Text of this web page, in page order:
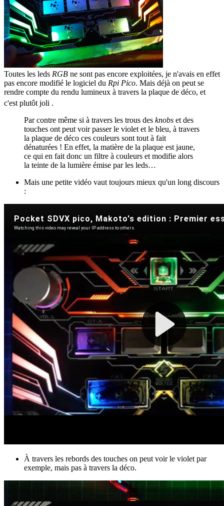
Toutes les leds RGB ne sont pas encore exploitées, je n'avais en effet
pas encore modifié le logiciel du Rpi Pico. Mais déjà on peut se
rendre compte du rendu lumineux à travers la plaque de déco, et
c'est plutôt joli .
Par contre même si à travers les trous des knobs et des
touches ont peut voir passer le violet et le bleu, à travers
la plaque de déco ces couleurs sont tout à fait
dénaturées ! En effet, la matière de la plaque est jaune,
ce qui en fait donc un filtre à couleurs et modifie alors
la teinte de la lumière émise par les leds…
Mais une petite vidéo vaut toujours mieux qu'un long discours
:
À travers les rebords des touches on peut voir le violet par
exemple, mais pas à travers la déco.